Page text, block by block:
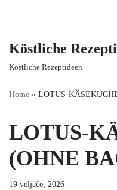
content
Köstliche
Köstliche Rezeptideen
Home » LOTUS-
LOTUS-
(OHNE
19 veljače, 2026